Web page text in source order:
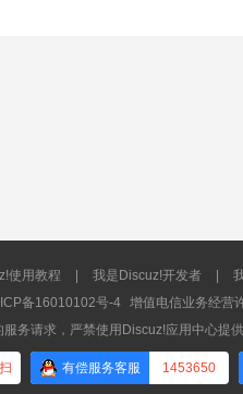
使用教程 我是Discuz!开发者
备16010102号-4
增值电信业务经营
务请求，严禁使用Discuz!应用中心提
有偿服务客服 1453650